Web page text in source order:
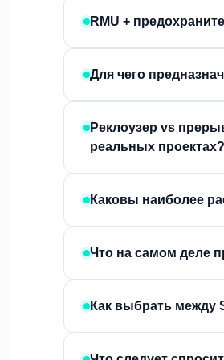
RMU +
Для чего
Реклоузер vs
реальных проектах?
Каковы наиболее
Что на самом деле
Как выбрать между